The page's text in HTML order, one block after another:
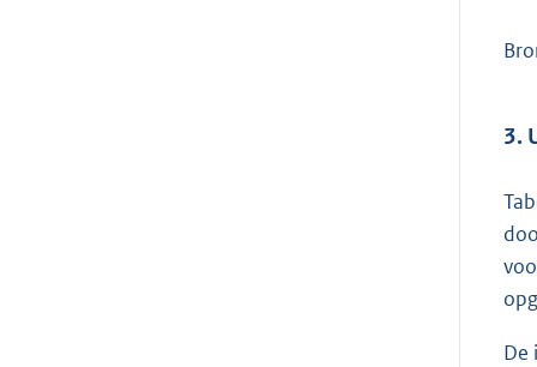
3.
De